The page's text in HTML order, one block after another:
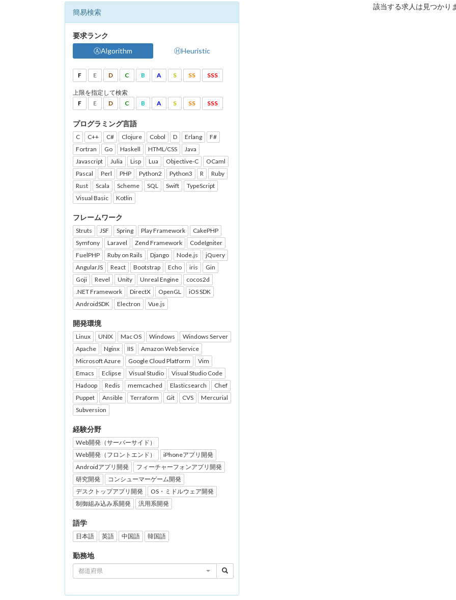
簡易検索
要求ランク
ⒶAlgorithm
ⒽHeuristic
F E D C B A S SS SSS
上限を指定して検索
F
E D C B A S SS SSS
プログラミング言語
C C++ C# Clojure Cobol D Erlang
F#
Fortran
Go Haskell HTML/CSS
Java
Javascript
Julia Lisp Lua Objective-C
OCaml
Pascal
Perl PHP Python2 Python3 R
Ruby
Rust
Scala Scheme SQL Swift
TypeScript
Visual Basic
Kotlin
フレームワーク
Struts JSF Spring Play Framework
CakePHP
Symfony
Laravel Zend Framework
CodeIgniter
FuelPHP
Ruby on Rails Django Node.js
jQuery
AngularJS
React Bootstrap Echo iris
Gin
Goji
Revel Unity Unreal Engine
cocos2d
.NET Framework
DirectX OpenGL
iOS SDK
AndroidSDK
Electron Vue.js
開発環境
Linux UNIX Mac OS Windows
Windows Server
Apache
Nginx IIS
Amazon Web Service
Microsoft Azure
Google Cloud Platform
Vim
Emacs
Eclipse Visual Studio
Visual Studio Code
Hadoop
Redis memcached Elasticsearch
Chef
Puppet
Ansible Terraform Git CVS
Mercurial
Subversion
経験分野
Web開発（サーバーサイド）
Web開発（フロントエンド）
iPhoneアプリ開発
Androidアプリ開発
フィーチャーフォンアプリ開発
研究開発
コンシューマーゲーム開発
デスクトップアプリ開発
OS・ミドルウェア開発
制御組み込み系開発
汎用系開発
語学
日本語 英語 中国語 韓国語
勤務地
都道府県
該当する求人は見つかり